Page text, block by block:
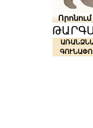
Որոնում